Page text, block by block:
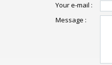
Your e-mail :
Message :